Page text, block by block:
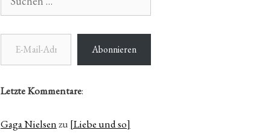
nach:
E-Mail-Adresse
Abonnieren
Letzte Kommentare:
Gaga Nielsenzu [Liebe und so]